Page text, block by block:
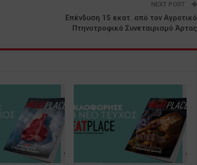
NEXT POST
Επένδυση 15 εκατ. από τον Αγροτικό
Πτηνοτροφικό Συνεταιρισμό Άρτας